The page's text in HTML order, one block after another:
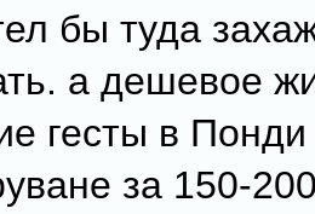
бы туда
а дешевое
гесты в
за 150-